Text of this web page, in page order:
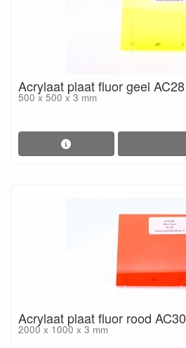
Acrylaat plaat fluor geel AC28
500 x 500 x 3 mm
Acrylaat plaat fluor rood AC30
2000 x 1000 x 3 mm